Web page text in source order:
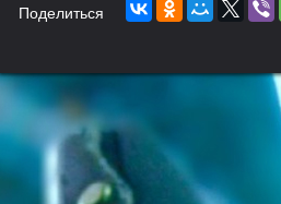
Поделиться